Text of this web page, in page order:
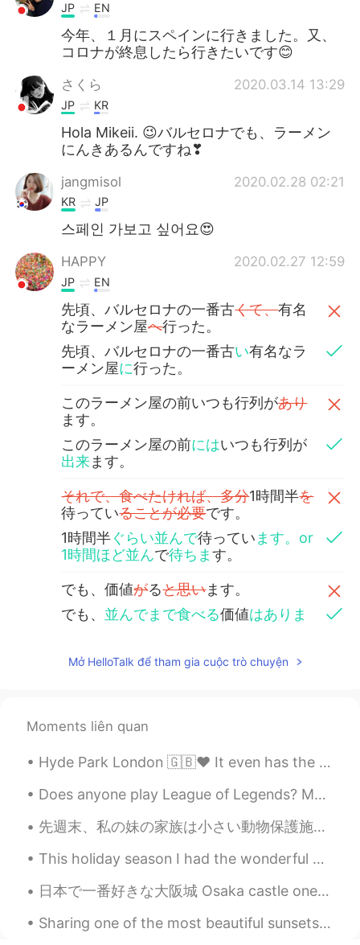
JP EN
今年、１月にスペインに行きました。又、
コロナが終息したら行きたいです😊
さくら 2020.03.14 13:29
JP KR
Hola Mikeii. 😉バルセロナでも、ラーメン
にんきあるんですね❣
jangmisol 2020.02.28 02:21
KR JP
스페인 가보고 싶어요😍
HAPPY 2020.02.27 12:59
JP EN
先頃、バルセロナの一番古くて、有名
なラーメン屋へ行った。
先頃、バルセロナの一番古い有名なラ
ーメン屋に行った。
このラーメン屋の前いつも行列があり
ます。
このラーメン屋の前にはいつも行列が
出来ます。
それで、食べたければ、多分1時間半を
待っていることが必要です。
1時間半ぐらい並んで待ってい ます。or
1時間ほど並んで待ちます。
でも、価値がると思います。
でも、 並んでまで食べる価値はありま
さすがバルセロナの一番美味しいラー
CN JP
我想结交乌克兰的朋友😊
DDDDANIELA 2020.02.18 11:22
EN
Mở HelloTalk để tham gia cuộc trò chuyện
Moments liên quan
Hyde Park London 🇬🇧❤️ It even has the famous Speakers corner where people debate their opinions ...
Does anyone play League of Legends? My Summoner name is Sniper Ren, I'm looking for people to pla...
先週末、私の妹の家族は小さい動物保護施設の子猫を見せて手伝ってあげた Last weekend, my little sister’s family helped watch kittens f...
This holiday season I had the wonderful opportunity to meet another one of my Hellotalk Language ...
日本で一番好きな大阪城 Osaka castle one of my favorite places in Japan 🇯🇵 ☺️ I love the historical places an...
Sharing one of the most beautiful sunsets I had in Chiang Mai, Thailand. This was the last sunset...